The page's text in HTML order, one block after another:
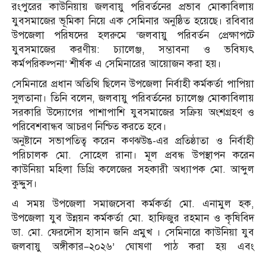
রংপুরের কাউনিয়ায় জলবায়ু পরিবর্তনের প্রভাব মোকাবিলায়
যুবসমাজের ভূমিকা নিয়ে এক সেমিনার অনুষ্ঠিত হয়েছে। রবিবার
উপজেলা পরিষদের হলরুমে ‘জলবায়ু পরিবর্তন প্রেক্ষাপটে
যুবসমাজের করণীয়: চ্যালেঞ্জ, সম্ভাবনা ও ভবিষ্যৎ
কর্মপরিকল্পনা’ শীর্ষক এ সেমিনারের আয়োজন করা হয়।
সেমিনারে প্রধান অতিথি ছিলেন উপজেলা নির্বাহী কর্মকর্তা পাপিয়া
সুলতানা। তিনি বলেন, জলবায়ু পরিবর্তনের চ্যালেঞ্জ মোকাবিলায়
সরকারি উদ্যোগের পাশাপাশি যুবসমাজের সক্রিয় অংশগ্রহণ ও
পরিবেশবান্ধব আচরণ নিশ্চিত করতে হবে।
অনুষ্টানে সভাপতিত্ব করেন কণঝউঙ-এর প্রতিষ্ঠাতা ও নির্বাহী
পরিচালক মো. সোহেল রানা। মূল প্রবন্ধ উপস্থাপন করেন
কাউনিয়া মহিলা ডিগ্রি কলেজের সহকারী অধ্যাপক মো. আব্দুল
কুদ্দুস।
এ সময় উপজেলা সমাজসেবা কর্মকর্তা মো. এনামুল হক,
উপজেলা যুব উন্নয়ন কর্মকর্তা মো. হাফিজুর রহমান ও কৃষিবিদ
ডা. মো. ফেরদৌস হাসান জনি প্রমুখ । সেমিনারে কাউনিয়া যুব
জলবায়ু অঙ্গীকার–২০২৬’ ঘোষণা পাঠ করা হয় এবং